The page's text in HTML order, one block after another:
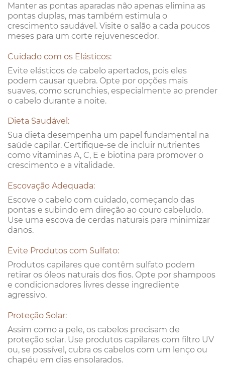
Manter as pontas aparadas não apenas elimina as
pontas duplas, mas também estimula o
crescimento saudável. Visite o salão a cada poucos
meses para um corte rejuvenescedor.
Cuidado com os Elásticos:
Evite elásticos de cabelo apertados, pois eles
podem causar quebra. Opte por opções mais
suaves, como scrunchies, especialmente ao prender
o cabelo durante a noite.
Dieta Saudável:
Sua dieta desempenha um papel fundamental na
saúde capilar. Certifique-se de incluir nutrientes
como vitaminas A, C, E e biotina para promover o
crescimento e a vitalidade.
Escovação Adequada:
Escove o cabelo com cuidado, começando das
pontas e subindo em direção ao couro cabeludo.
Use uma escova de cerdas naturais para minimizar
danos.
Evite Produtos com Sulfato:
Produtos capilares que contêm sulfato podem
retirar os óleos naturais dos fios. Opte por shampoos
e condicionadores livres desse ingrediente
agressivo.
Proteção Solar:
Assim como a pele, os cabelos precisam de
proteção solar. Use produtos capilares com filtro UV
ou, se possível, cubra os cabelos com um lenço ou
chapéu em dias ensolarados.